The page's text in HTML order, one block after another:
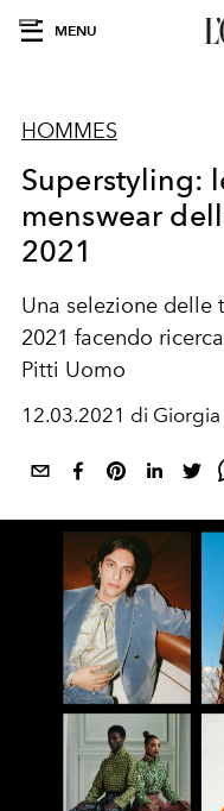
MENU
HOMMES
Superstyling:
menswear
2021
Una selezione delle
2021 facendo
Pitti Uomo
12.03.2021 di